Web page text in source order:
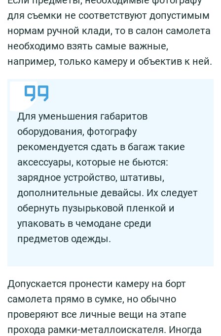
для съемки не соответствуют допустимым
нормам ручной клади, то в салон самолета
необходимо взять самые важные,
например, только камеру и объектив к ней.
Для уменьшения габаритов
оборудования, фотографу
рекомендуется сдать в багаж такие
аксессуары, которые не бьются:
зарядное устройство, штативы,
дополнительные девайсы. Их следует
обернуть пузырьковой пленкой и
упаковать в чемодане среди
предметов одежды.
Допускается пронести камеру на борт
самолета прямо в сумке, но обычно
проверяют все личные вещи на этапе
прохода рамки-металлоискателя. Иногда